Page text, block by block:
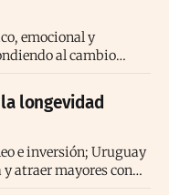
emocional y
al cambio
longevidad
e inversión; Uruguay
atraer mayores con